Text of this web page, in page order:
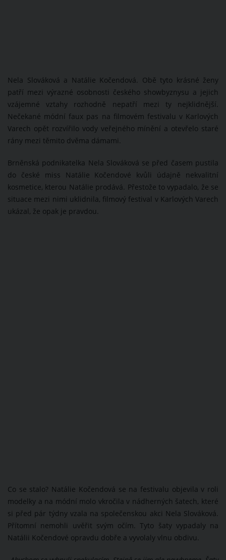
Nela Slováková a Natálie Kočendová. Obě tyto krásné ženy
patří mezi výrazné osobnosti českého showbyznysu a jejich
vzájemné vztahy rozhodně nepatří mezi ty nejklidnější.
Nečekané módní faux pas na filmovém festivalu v Karlových
Varech opět rozvířilo vody veřejného mínění a otevřelo staré
rány mezi těmito dvěma dámami.
Brněnská podnikatelka Nela Slováková se před časem pustila
do české miss Natálie Kočendové kvůli údajně nekvalitní
kosmetice, kterou Natálie prodává. Přestože to vypadalo, že se
situace mezi nimi uklidnila, filmový festival v Karlových Varech
ukázal, že opak je pravdou.
Co se stalo? Natálie Kočendová se na festivalu objevila v roli
modelky a na módní molo vkročila v nádherných šatech, které
si před pár týdny vzala na společenskou akci Nela Slováková.
Přítomní nemohli uvěřit svým očím. Tyto šaty vypadaly na
Natálii Kočendové opravdu dobře a vyvolaly vlnu obdivu.